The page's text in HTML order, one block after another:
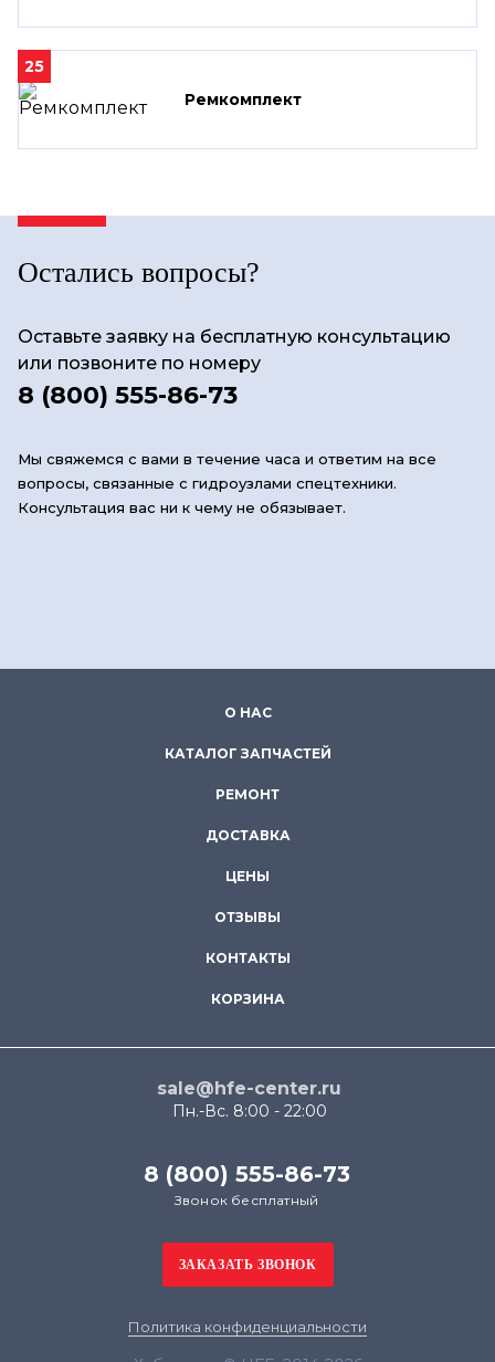
25
Ремкомплект
Остались вопросы?
Оставьте заявку на бесплатную консультацию
или позвоните по номеру
8 (800) 555-86-73
Мы свяжемся с вами в течение часа и ответим на все
вопросы, связанные с гидроузлами спецтехники.
Консультация вас ни к чему не обязывает.
О НАС
КАТАЛОГ ЗАПЧАСТЕЙ
РЕМОНТ
ДОСТАВКА
ЦЕНЫ
ОТЗЫВЫ
КОНТАКТЫ
КОРЗИНА
sale@hfe-center.ru
Пн.-Вс. 8:00 - 22:00
8 (800) 555-86-73
Звонок бесплатный
Политика конфиденциальности